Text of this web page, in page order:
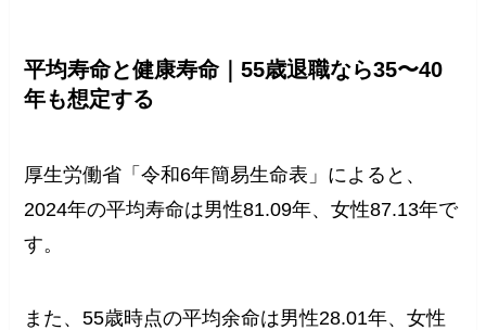
平均寿命と健康寿命｜55歳退職なら35〜40
年も想定する
厚生労働省「令和6年簡易生命表」によると、
2024年の平均寿命は男性81.09年、女性87.13年で
す。
また、55歳時点の平均余命は男性28.01年、女性